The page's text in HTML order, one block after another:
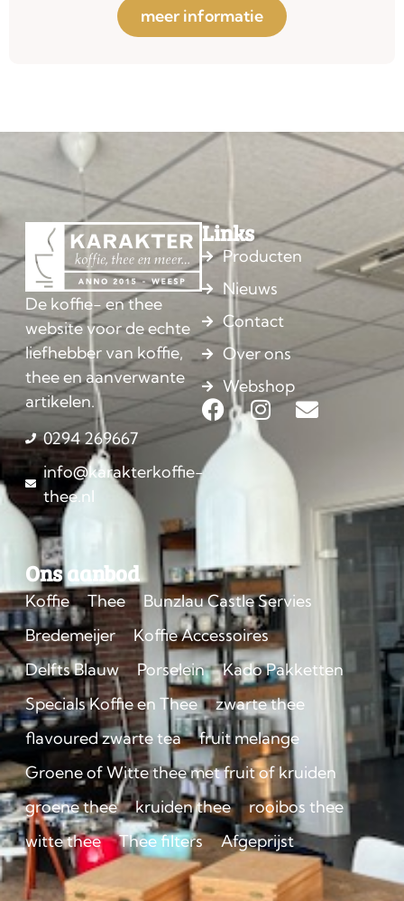
meer informatie
De koffie- en thee
website voor de echte
liefhebber van koffie,
thee en aanverwante
artikelen.
0294 269667
info@karakterkoffie-
thee.nl
Links
Producten
Nieuws
Contact
Over ons
Webshop
Ons aanbod
Koffie Thee
Bunzlau Castle Servies
Bredemeijer
Koffie Accessoires
Delfts Blauw
Porselein
Kado Pakketten
Specials Koffie en Thee
zwarte thee
flavoured zwarte tea
fruit melange
Groene of Witte thee met fruit of kruiden
groene thee
kruiden thee
rooibos thee
witte thee
Thee filters Afgeprijst